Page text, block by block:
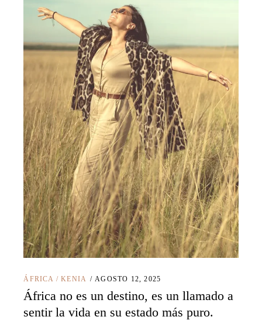
ÁFRICA /KENIA AGOSTO 12, 2025
África no es un destino, es un llamado a
sentir la vida en su estado más puro.